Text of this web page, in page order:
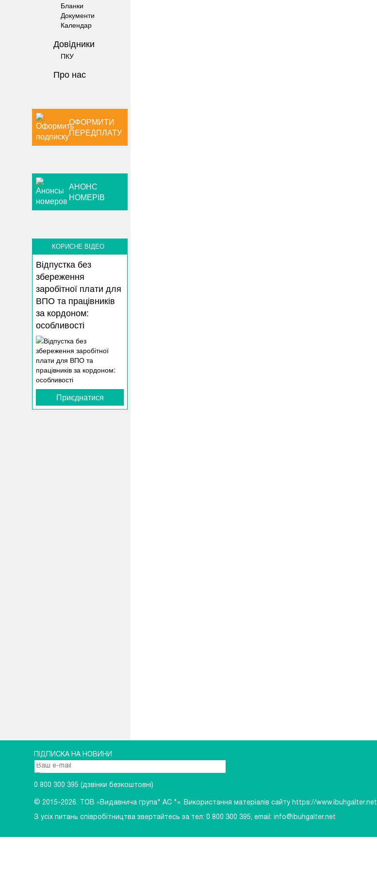
Бланки
Документи
Календар
Довiдники
ПКУ
Про нас
ОФОРМИТИ
ПЕРЕДПЛАТУ
АНОНС
НОМЕРІВ
КОРИСНЕ ВІДЕО
Відпустка без
збереження
заробітної плати для
ВПО та працівників
за кордоном:
особливості
Приєднатися
ПІДПИСКА НА НОВИНИ
0 800 300 395 (дзвінки безкоштовні)
© 2015-2026. ТОВ «Видавнича група" АС "». Використання матеріалів сайту https://www.ibuhgalter.net
З усіх питань співробітництва звертайтесь за тел: 0 800 300 395, email: info@ibuhgalter.net